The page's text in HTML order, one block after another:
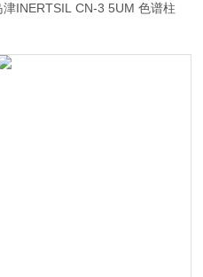
INERTSIL CN-3 5UM 色谱柱